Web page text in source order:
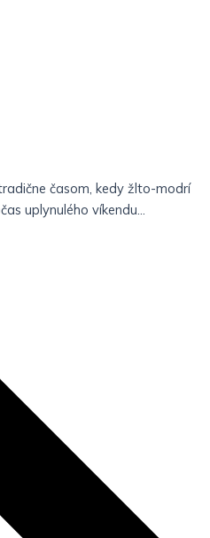
časom, kedy žlto-modrí
uplynulého víkendu...